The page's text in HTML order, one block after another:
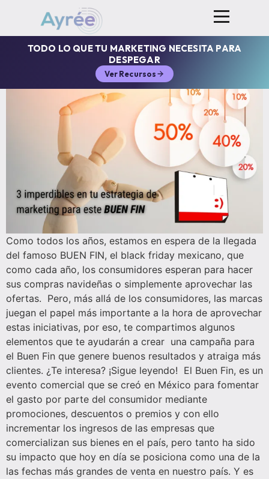
TODO LO QUE TU MARKETING NECESITA PARA
DESPEGAR
Ver Recursos
Como todos los años, estamos en espera de la llegada
del famoso BUEN FIN, el black friday mexicano, que
como cada año, los consumidores esperan para hacer
sus compras navideñas o simplemente aprovechar las
ofertas. Pero, más allá de los consumidores, las marcas
juegan el papel más importante a la hora de aprovechar
estas iniciativas, por eso, te compartimos algunos
elementos que te ayudarán a crear una campaña para
el Buen Fin que genere buenos resultados y atraiga más
clientes. ¿Te interesa? ¡Sigue leyendo! El Buen Fin, es un
evento comercial que se creó en México para fomentar
el gasto por parte del consumidor mediante
promociones, descuentos o premios y con ello
incrementar los ingresos de las empresas que
comercializan sus bienes en el país, pero tanto ha sido
su impacto que hoy en día se posiciona como una de la
las fechas más grandes de venta en nuestro país. Y es